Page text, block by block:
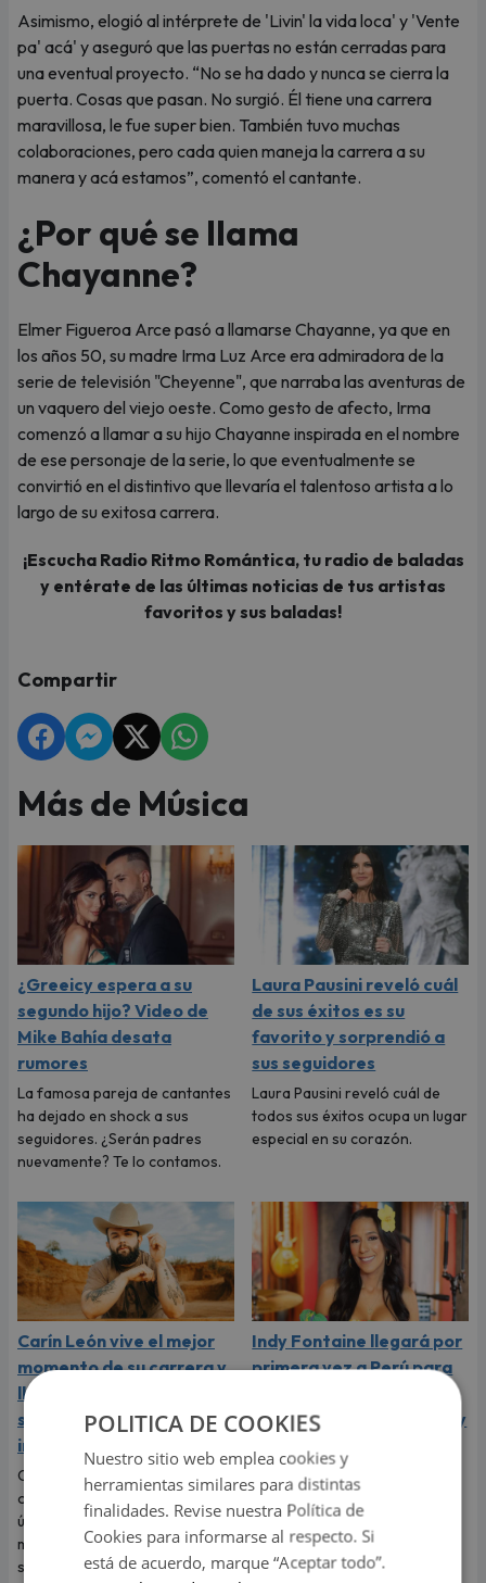
Asimismo, elogió al intérprete de 'Livin' la vida loca' y 'Vente
pa' acá' y aseguró que las puertas no están cerradas para
una eventual proyecto. “No se ha dado y nunca se cierra la
puerta. Cosas que pasan. No surgió. Él tiene una carrera
maravillosa, le fue super bien. También tuvo muchas
colaboraciones, pero cada quien maneja la carrera a su
manera y acá estamos”, comentó el cantante.
¿Por qué se llama
Chayanne?
Elmer Figueroa Arce pasó a llamarse Chayanne, ya que en
los años 50, su madre Irma Luz Arce era admiradora de la
serie de televisión "Cheyenne", que narraba las aventuras de
un vaquero del viejo oeste. Como gesto de afecto, Irma
comenzó a llamar a su hijo Chayanne inspirada en el nombre
de ese personaje de la serie, lo que eventualmente se
convirtió en el distintivo que llevaría el talentoso artista a lo
largo de su exitosa carrera.
¡Escucha Radio Ritmo Romántica, tu radio de baladas
y entérate de las últimas noticias de tus artistas
favoritos y sus baladas!
Compartir
Más de Música
¿Greeicy espera a su
segundo hijo? Video de
Mike Bahía desata
rumores
La famosa pareja de cantantes
ha dejado en shock a sus
seguidores. ¿Serán padres
nuevamente? Te lo contamos.
Laura Pausini reveló cuál
de sus éxitos es su
favorito y sorprendió a
sus seguidores
Laura Pausini reveló cuál de
todos sus éxitos ocupa un lugar
especial en su corazón.
Carín León vive el mejor
momento de su carrera y
llega a Lima en el año de
su consagración
internacional
Carín León llega a Lima para
ofrecer este 6 de agosto un
único concierto en Costa 21, en
medio del mejor momento de
su carrera y con las últimas
Indy Fontaine llegará por
primera vez a Perú para
Alex Ubago en Arequipa y
La cantante cubano-
estadounidense debutará en
nuestro país luego del éxito
alcanzado con su sencillo
"Desde que tú no estás".
POLITICA DE COOKIES
Nuestro sitio web emplea cookies y
herramientas similares para distintas
finalidades. Revise nuestra Política de
Cookies para informarse al respecto. Si
está de acuerdo, marque “Aceptar todo”.